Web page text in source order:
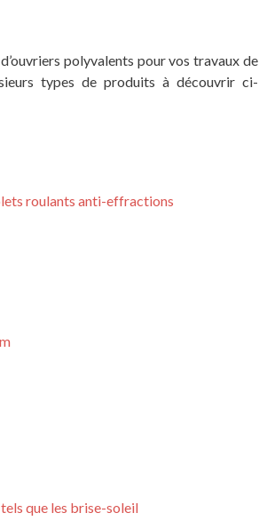
polyvalents pour vos travaux de
types de produits à découvrir ci-
roulants anti-effractions
que les brise-soleil